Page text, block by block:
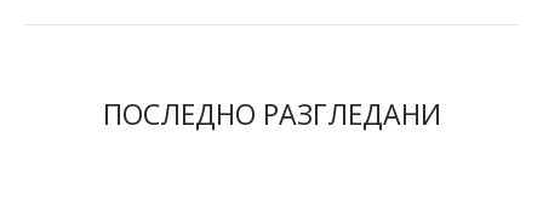
ПОСЛЕДНО РАЗГЛЕДАНИ